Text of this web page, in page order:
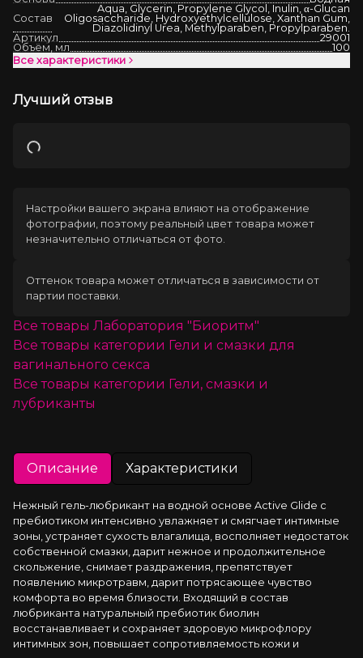
Состав
Aqua, Glycerin, Propylene Glycol, Inulin, α-Glucan
Oligosaccharide, Hydroxyethylcellulose, Xanthan Gum,
Diazolidinyl Urea, Methylparaben, Propylparaben.
Артикул
29001
Объём, мл
100
Все характеристики
Лучший отзыв
Загрузка
Настройки вашего экрана влияют на отображение
фотографии, поэтому реальный цвет товара может
незначительно отличаться от фото.
Оттенок товара может отличаться в зависимости от
партии поставки.
Все товары Лаборатория "Биоритм"
Все товары категории Гели и смазки для
вагинального секса
Все товары категории Гели, смазки и
лубриканты
Описание Характеристики
Нежный гель-любрикант на водной основе Active Glide с
пребиотиком интенсивно увлажняет и смягчает интимные
зоны, устраняет сухость влагалища, восполняет недостаток
собственной смазки, дарит нежное и продолжительное
скольжение, снимает раздражения, препятствует
появлению микротравм, дарит потрясающее чувство
комфорта во время близости. Входящий в состав
любриканта натуральный пребиотик биолин
восстанавливает и сохраняет здоровую микрофлору
интимных зон, повышает сопротивляемость кожи и